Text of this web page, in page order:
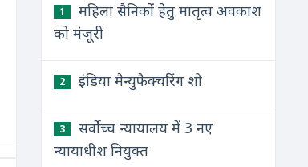
1
महिला सैनिकों हेतु मातृत्व अवकाश
को मंजूरी
2 इंडिया मैन्युफैक्चरिंग शो
3
सर्वोच्च न्यायालय में 3 नए
न्यायाधीश नियुक्त